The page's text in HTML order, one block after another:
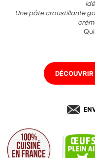
Une pâte croustillante